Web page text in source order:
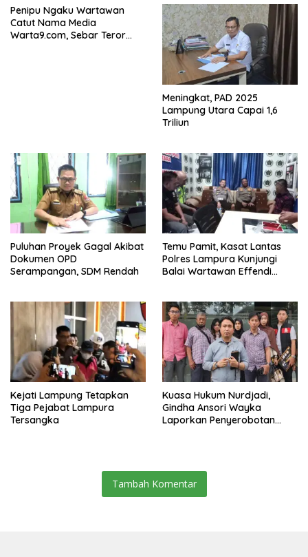
Penipu Ngaku Wartawan
Catut Nama Media
Warta9.com, Sebar Teror
Meningkat, PAD 2025
Lampung Utara Capai 1,6
Triliun
Puluhan Proyek Gagal Akibat
Dokumen OPD
Serampangan, SDM Rendah
Temu Pamit, Kasat Lantas
Polres Lampura Kunjungi
Balai Wartawan Effendi
Kejati Lampung Tetapkan
Tiga Pejabat Lampura
Tersangka
Kuasa Hukum Nurdjadi,
Gindha Ansori Wayka
Laporkan Penyerobotan
Tambah Komentar